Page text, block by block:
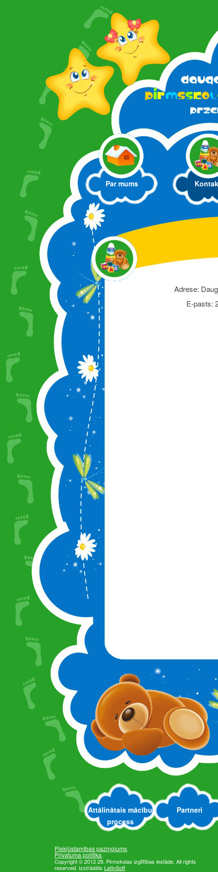
Par mums
Adrese:
E-pasts:
Attālinātais mācību
process
Partneri
Piekļūstamības paziņojums.
Privatuma politika.
Copyright © 2012 29. Pirmskolas izglītības iestāde. All rights
reserved. Izstrādāts LatInSoft